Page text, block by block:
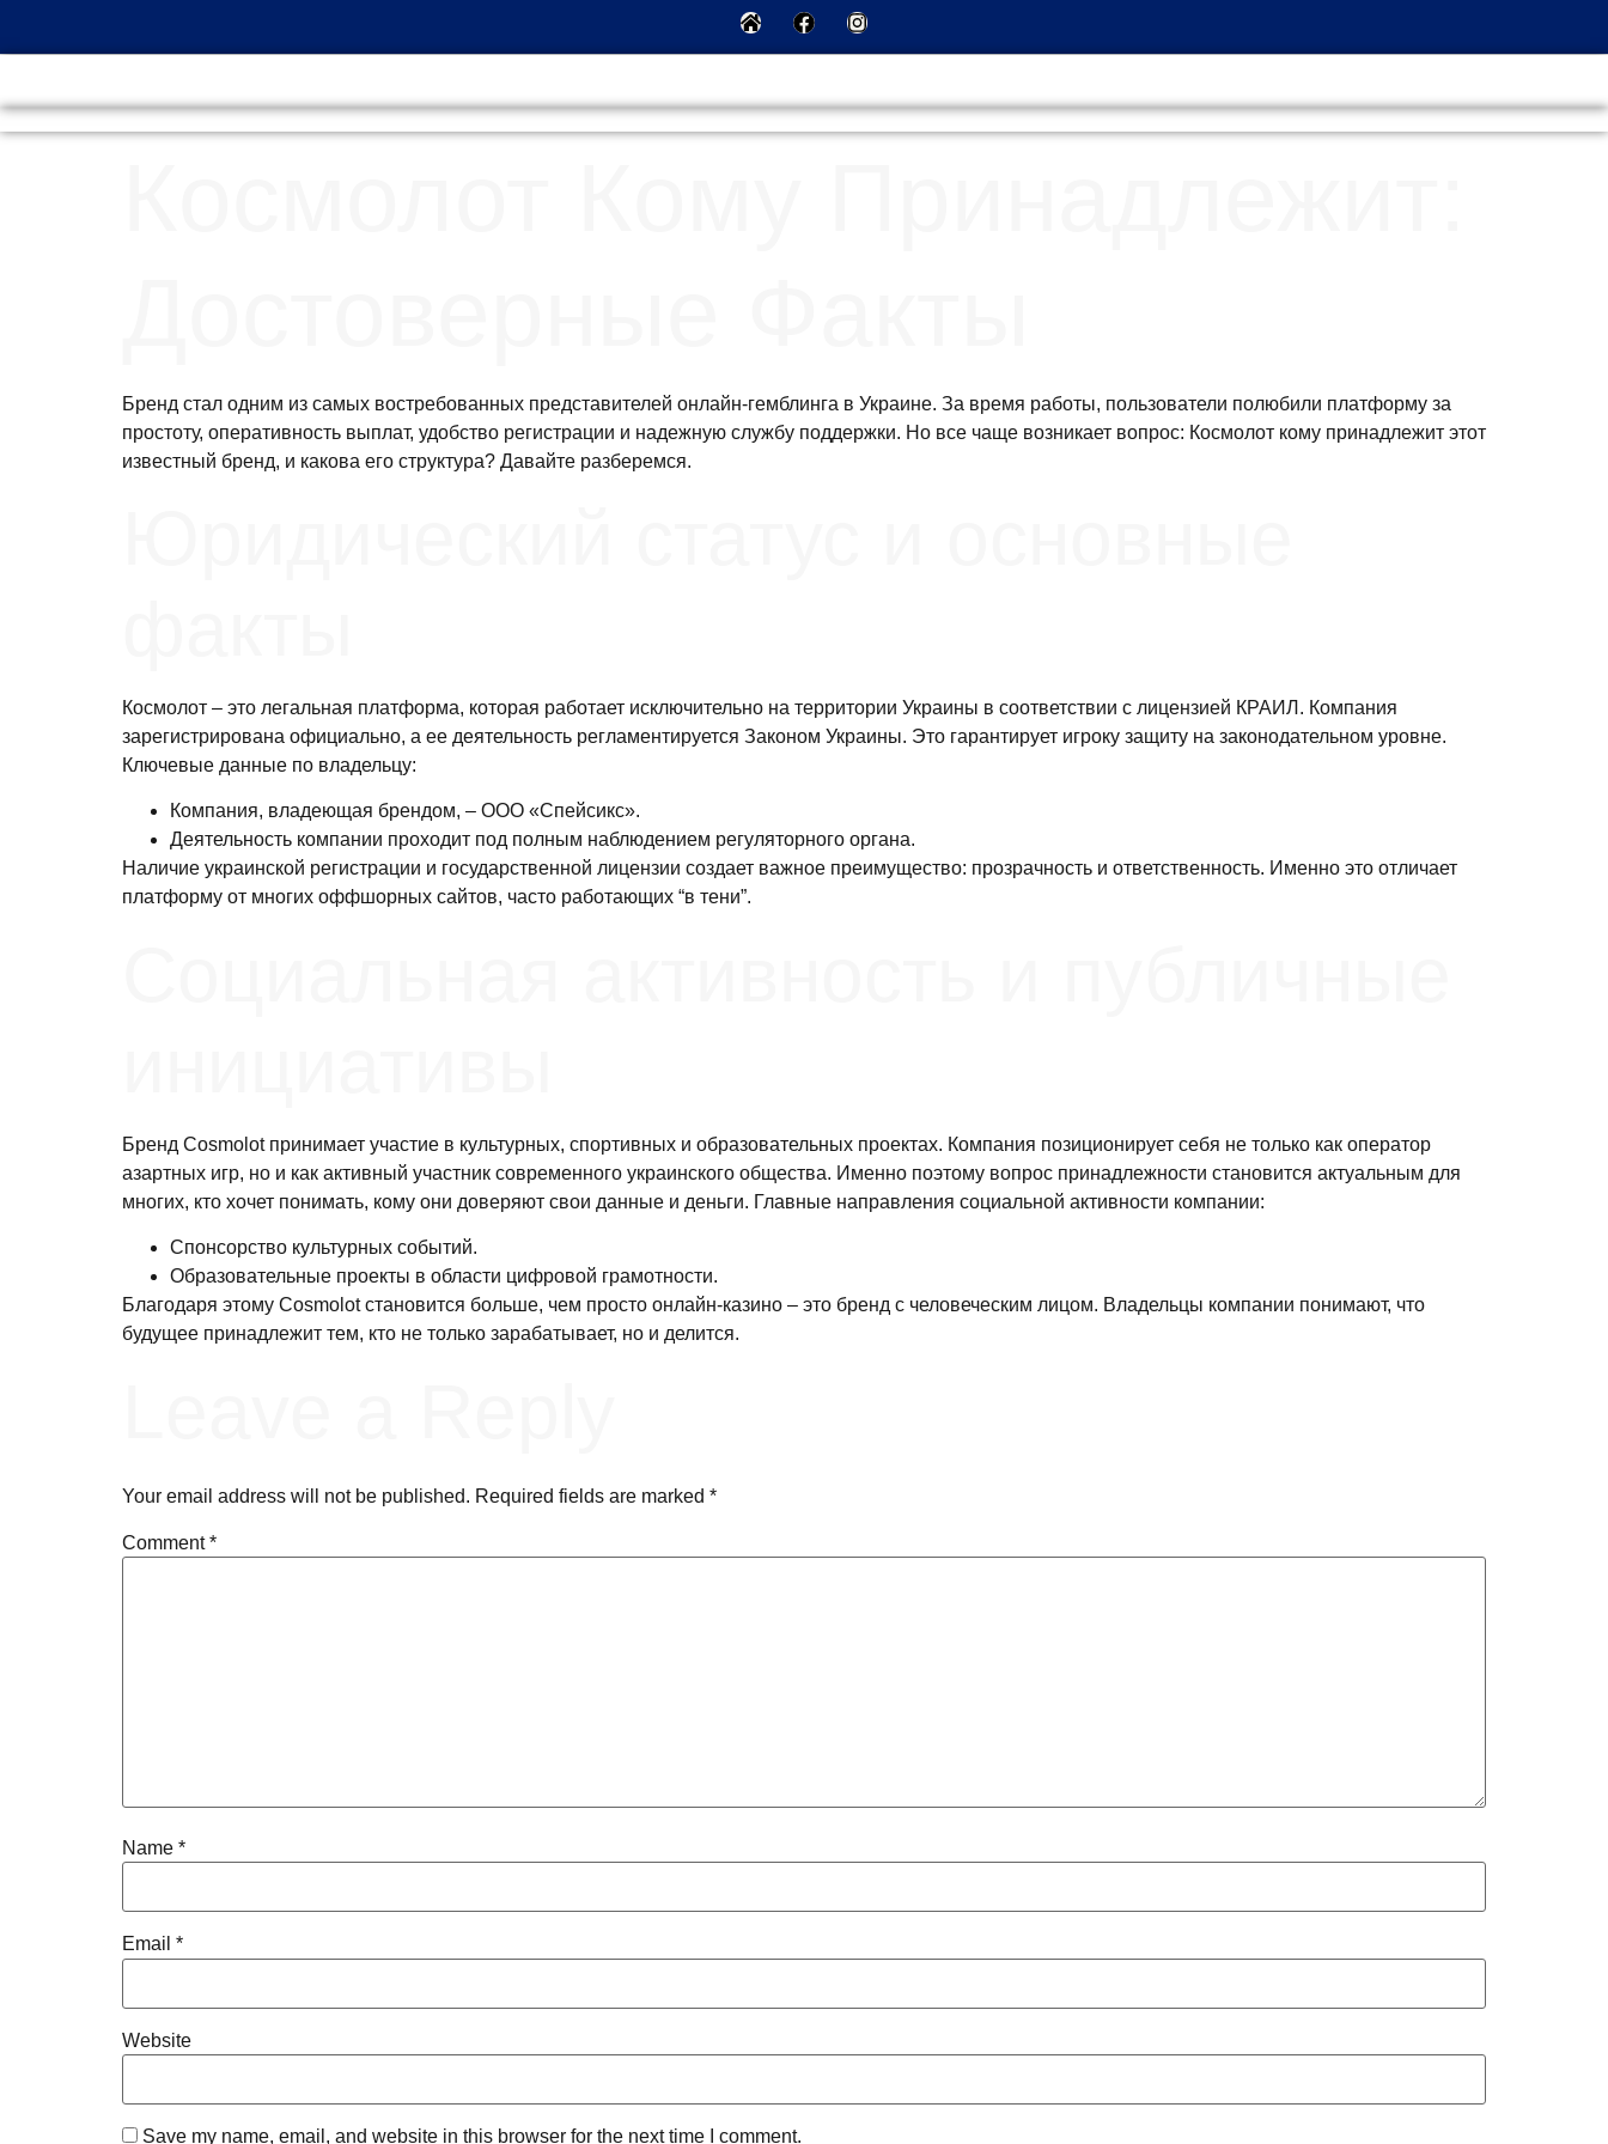
Бренд стал одним из самых востребованных представителей онлайн-гемблинга в Украине. За время работы, пользователи полюбили платформу за
простоту, оперативность выплат, удобство регистрации и надежную службу поддержки. Но все чаще возникает вопрос: Космолот кому принадлежит этот
известный бренд, и какова его структура? Давайте разберемся.
Космолот – это легальная платформа, которая работает исключительно на территории Украины в соответствии с лицензией КРАИЛ. Компания
зарегистрирована официально, а ее деятельность регламентируется Законом Украины. Это гарантирует игроку защиту на законодательном уровне.
Ключевые данные по владельцу:
Компания, владеющая брендом, – ООО «Спейсикс».
Деятельность компании проходит под полным наблюдением регуляторного органа.
Наличие украинской регистрации и государственной лицензии создает важное преимущество: прозрачность и ответственность. Именно это отличает
платформу от многих оффшорных сайтов, часто работающих “в тени”.
Бренд Cosmolot принимает участие в культурных, спортивных и образовательных проектах. Компания позиционирует себя не только как оператор
азартных игр, но и как активный участник современного украинского общества. Именно поэтому вопрос принадлежности становится актуальным для
многих, кто хочет понимать, кому они доверяют свои данные и деньги. Главные направления социальной активности компании:
Спонсорство культурных событий.
Образовательные проекты в области цифровой грамотности.
Благодаря этому Cosmolot становится больше, чем просто онлайн-казино – это бренд с человеческим лицом. Владельцы компании понимают, что
будущее принадлежит тем, кто не только зарабатывает, но и делится.
Your email address will not be published. Required fields are marked *
Comment*
Name *
Email *
Website
Save my name, email, and website in this browser for the next time I comment.